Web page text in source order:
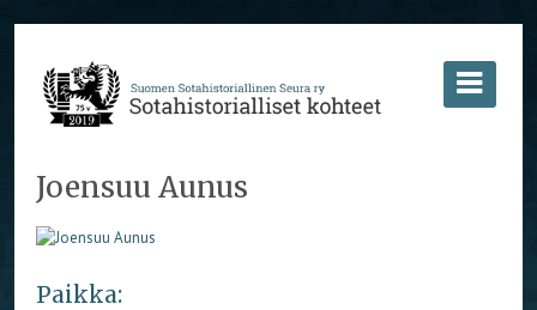
Joensuu Aunus
Paikka: